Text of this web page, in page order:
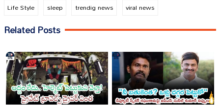
Life Style
sleep trendig news viral news
Related Posts